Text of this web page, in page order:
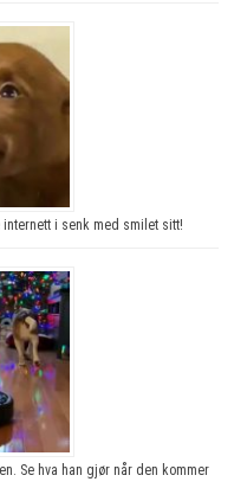
internett i senk med smilet sitt!
Se hva han gjør når den kommer